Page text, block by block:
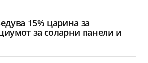
15% царина за
за соларни панели и